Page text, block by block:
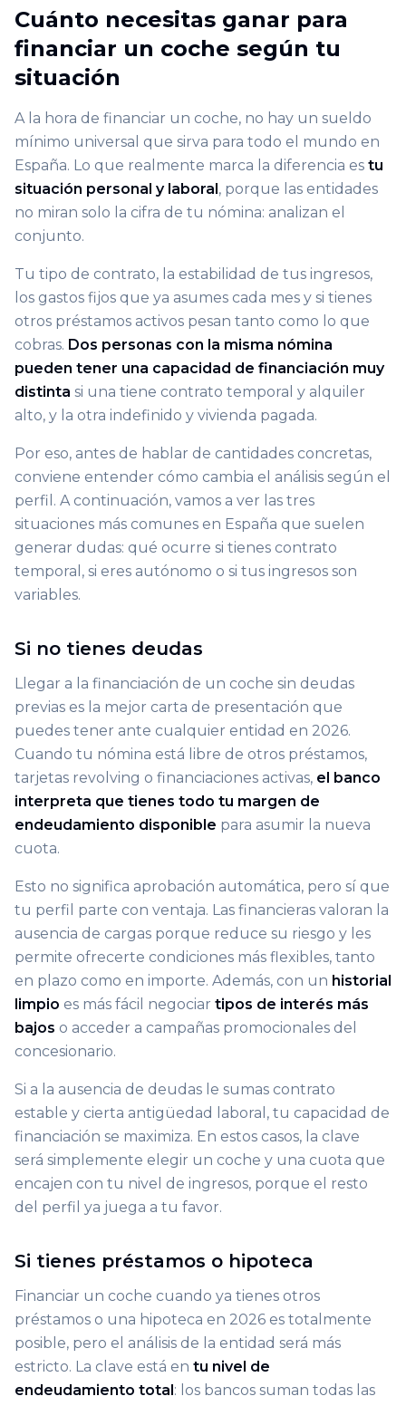
Cuánto necesitas ganar para
financiar un coche según tu
situación
A la hora de financiar un coche, no hay un sueldo
mínimo universal que sirva para todo el mundo en
España. Lo que realmente marca la diferencia es tu
situación personal y laboral, porque las entidades
no miran solo la cifra de tu nómina: analizan el
conjunto.
Tu tipo de contrato, la estabilidad de tus ingresos,
los gastos fijos que ya asumes cada mes y si tienes
otros préstamos activos pesan tanto como lo que
cobras. Dos personas con la misma nómina
pueden tener una capacidad de financiación muy
distinta si una tiene contrato temporal y alquiler
alto, y la otra indefinido y vivienda pagada.
Por eso, antes de hablar de cantidades concretas,
conviene entender cómo cambia el análisis según el
perfil. A continuación, vamos a ver las tres
situaciones más comunes en España que suelen
generar dudas: qué ocurre si tienes contrato
temporal, si eres autónomo o si tus ingresos son
variables.
Si no tienes deudas
Llegar a la financiación de un coche sin deudas
previas es la mejor carta de presentación que
puedes tener ante cualquier entidad en 2026.
Cuando tu nómina está libre de otros préstamos,
tarjetas revolving o financiaciones activas, el banco
interpreta que tienes todo tu margen de
endeudamiento disponible para asumir la nueva
cuota.
Esto no significa aprobación automática, pero sí que
tu perfil parte con ventaja. Las financieras valoran la
ausencia de cargas porque reduce su riesgo y les
permite ofrecerte condiciones más flexibles, tanto
en plazo como en importe. Además, con un historial
limpio es más fácil negociar tipos de interés más
bajos o acceder a campañas promocionales del
concesionario.
Si a la ausencia de deudas le sumas contrato
estable y cierta antigüedad laboral, tu capacidad de
financiación se maximiza. En estos casos, la clave
será simplemente elegir un coche y una cuota que
encajen con tu nivel de ingresos, porque el resto
del perfil ya juega a tu favor.
Si tienes préstamos o hipoteca
Financiar un coche cuando ya tienes otros
préstamos o una hipoteca en 2026 es totalmente
posible, pero el análisis de la entidad será más
estricto. La clave está en tu nivel de
endeudamiento total: los bancos suman todas las